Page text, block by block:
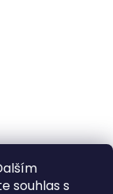
souhlas s